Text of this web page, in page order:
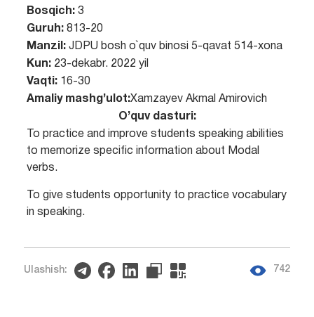
Bosqich:3
Guruh:813-20
Manzil:JDPU bosh o`quv binosi 5-qavat 514-xona
Kun: 23-dekabr. 2022 yil
Vaqti:16-30
Amaliy mashg’ulot:Xamzayev Akmal Amirovich
O’quv dasturi:
To practice and improve students speaking abilities
to memorize specific information about Modal
verbs.
To give students opportunity to practice vocabulary
in speaking.
Ulashish: 742